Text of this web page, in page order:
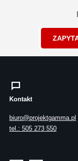
Kontakt
biuro@projektgamma.pl
tel.: 505 273 550